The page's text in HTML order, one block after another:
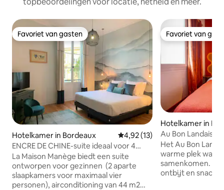
Favoriet van gasten
Favoriet van gasten
Hotelkamer in Bordeaux Gemiddelde beoordeling van
4,92 (13)
ENCRE DE CHINE-suite ideaal voor 4
personen
La Maison Manège biedt een suite
ontworpen voor gezinnen (2 aparte
slaapkamers voor maximaal vier
personen), airconditioning van 44 m2
Favoriet van
Favoriet van
Hotelkamer in
Au Bon Landais
Het Au Bon
warme plek waar
samenkomen.
ontbijt en